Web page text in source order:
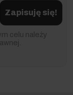
Zapisuję się!
celu należy